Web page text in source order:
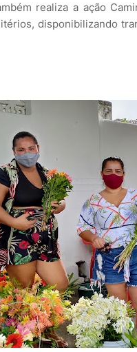
realiza a ação
disponibilizando